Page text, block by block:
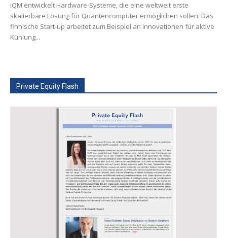
IQM entwickelt Hardware-Systeme, die eine weltweit erste
skalierbare Lösung für Quantencomputer ermöglichen sollen. Das
finnische Start-up arbeitet zum Beispiel an Innovationen für aktive
Kühlung...
Private Equity Flash